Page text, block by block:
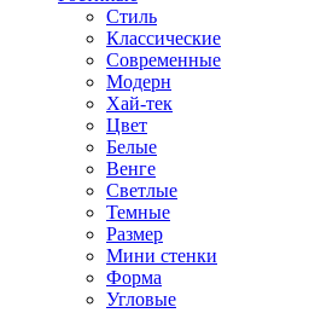
Стиль
Классические
Современные
Модерн
Хай-тек
Цвет
Белые
Венге
Светлые
Темные
Размер
Мини стенки
Форма
Угловые